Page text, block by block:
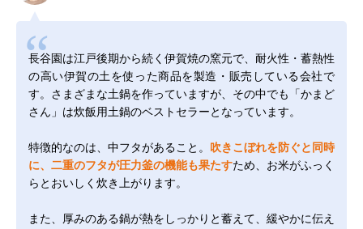
長谷園は江戸後期から続く伊賀焼の窯元で、耐火性・蓄熱性
の高い伊賀の土を使った商品を製造・販売している会社で
す。さまざまな土鍋を作っていますが、その中でも「かまど
さん」は炊飯用土鍋のベストセラーとなっています。
特徴的なのは、中フタがあること。 吹きこぼれを防ぐと同時
に、二重のフタが圧力釜の機能も果たすため、お米がふっく
らとおいしく炊き上がります。
また、厚みのある鍋が熱をしっかりと蓄えて、緩やかに伝え